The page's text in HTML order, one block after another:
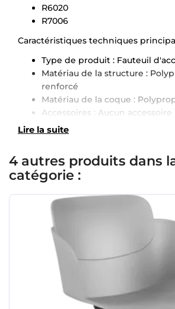
Demande de rappel
R6020
R7006
Caractéristiques techniques
Type de produit : Fauteuil
Matériau de la structure :
renforcé
Matériau de la coque :
Accessoires : Aucun accessoire
Lire la suite
4 autres produits dans
catégorie :